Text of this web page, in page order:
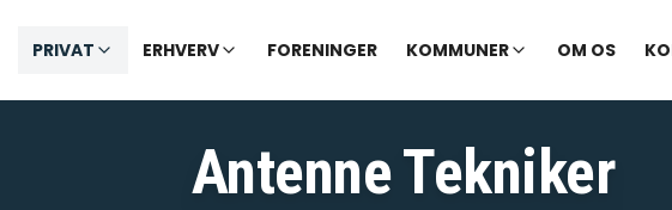
PRIVAT ERHVERV FORENINGER KOMMUNER OM OS
Antenne Tekniker